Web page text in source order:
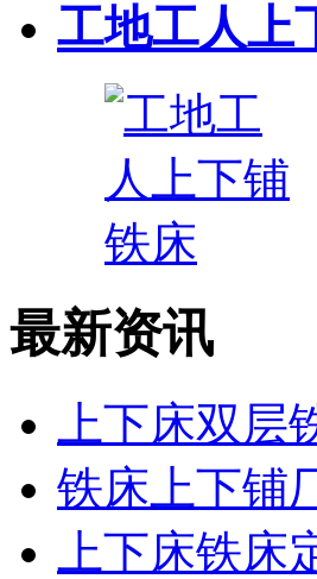
工地工人上
最新资讯
上下床双
铁床上下铺
上下床铁